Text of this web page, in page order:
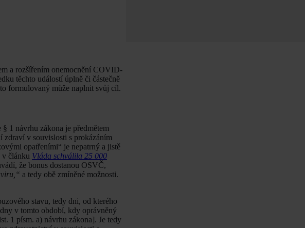
a rozšířením onemocnění COVID-
těchto událostí úplně či částečně
formulovaný může naplnit svůj cíl.
1 návrhu zákona je předmětem
zdraví v souvislosti s prokázáním
opatřeními“ je nepatrný a jistě
v článku Vláda schválila 25 000
že bonus dostanou OSVČ,
a tedy obě zmíněné možnosti.
stavu, tedy dni, od kterého
v tomto období, kdy oprávněný
1 písm. a) návrhu zákona]. Je tedy